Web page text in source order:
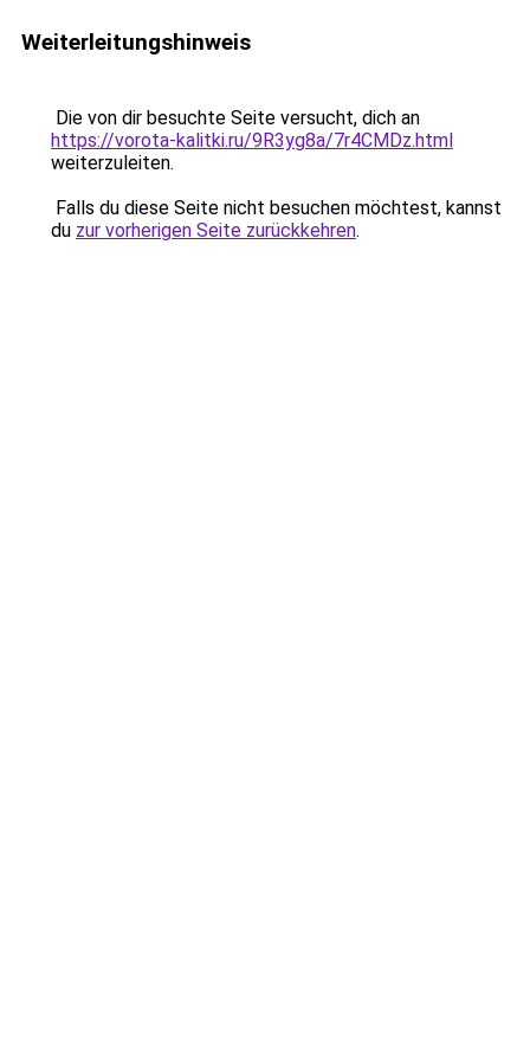
Weiterleitungshinweis
Die von dir besuchte Seite versucht, dich an
https://vorota-kalitki.ru/9R3yg8a/7r4CMDz.html
weiterzuleiten.
Falls du diese Seite nicht besuchen möchtest, kannst
du zur vorherigen Seite zurückkehren.